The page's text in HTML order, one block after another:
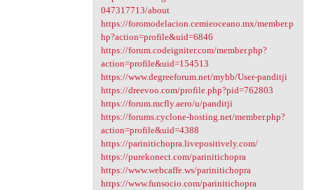
047317713/about
https://foromodelacion.cemieoceano.mx/member.p
hp?action=profile&uid=6846
https://forum.codeigniter.com/member.php?
action=profile&uid=154513
https://www.degreeforum.net/mybb/User-panditji
https://dreevoo.com/profile.php?pid=762803
https://forum.mcfly.aero/u/panditji
https://forums.cyclone-hosting.net/member.php?
action=profile&uid=4388
https://parinitichopra.livepositively.com/
https://purekonect.com/parinitichopra
https://www.webcaffe.ws/parinitichopra
https://www.funsocio.com/parinitichopra